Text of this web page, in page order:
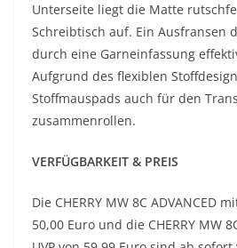
Unterseite liegt die Matte
Schreibtisch auf. Ein Ausfransen
durch eine Garneinfassung
Aufgrund des flexiblen
Stoffmauspads auch für den
zusammenrollen.
VERFÜGBARKEIT & PREIS
Die CHERRY MW 8C ADVANCED
50,00 Euro und die CHERRY MW